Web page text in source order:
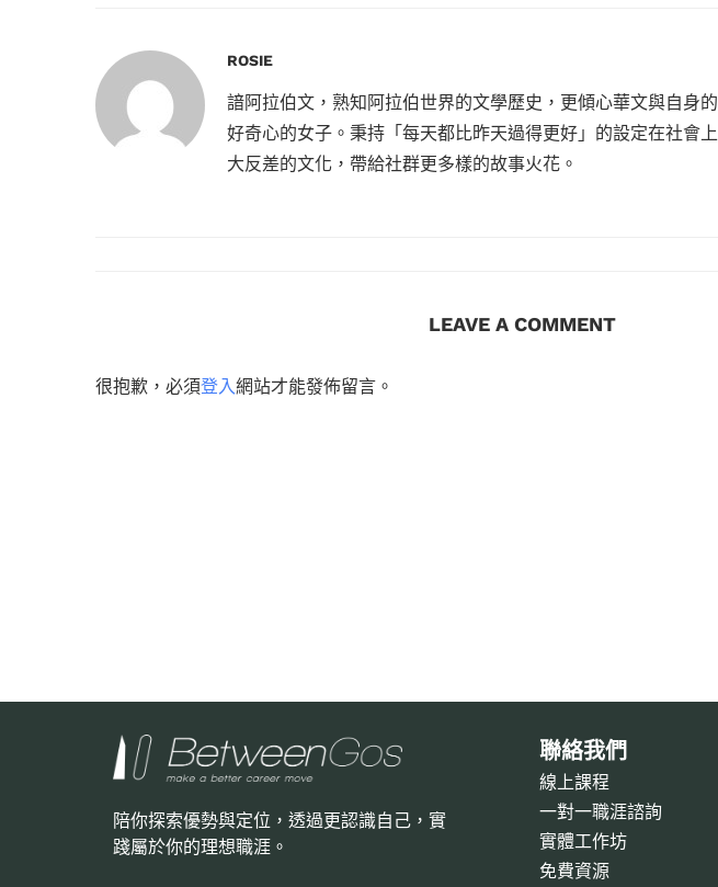
ROSIE
諳阿拉伯文，熟知阿拉伯世界的文學歷史，更傾心華文與自身
好奇心的女子。秉持「每天都比昨天過得更好」的設定在社會
大反差的文化，帶給社群更多樣的故事火花。
LEAVE A COMMENT
很抱歉，必須登入網站才能發佈留言。
陪你探索優勢與定位，透過更認識自己，實
踐屬於你的理想職涯。
聯絡我們
線上課程
一對一職涯諮詢
實體工作坊
免費資源